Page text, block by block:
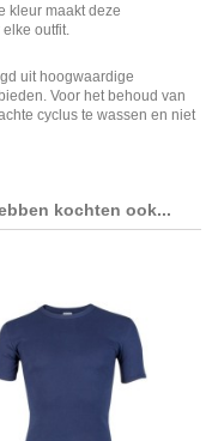
kleur maakt deze
outfit.
uit hoogwaardige
Voor het behoud van
cyclus te wassen en niet
kochten ook...